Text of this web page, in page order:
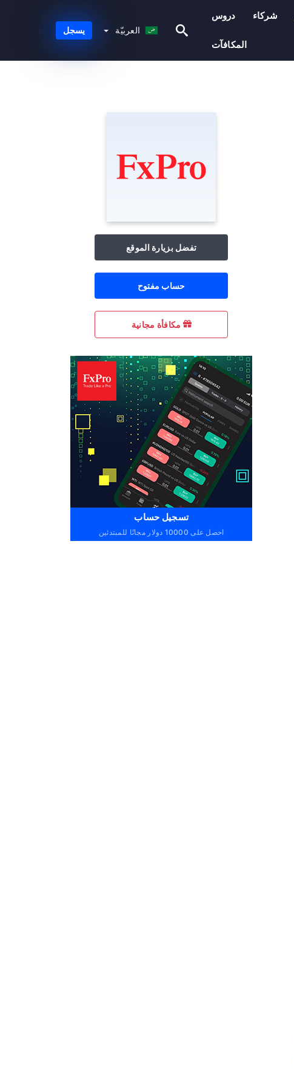
دروس شركاء
المكافآت
العربيّة يسجل
تفضل بزيارة الموقع
حساب مفتوح
مكافأة مجانية
تسجيل حساب
احصل على 10000 دولار مجانًا للمبتدئين